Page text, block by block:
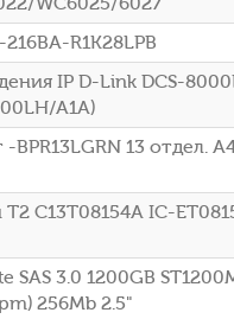
R1K28LPB
IP D-Link DCS-
A1A)
13 отдел.
C13T08154A IC-
SAS 3.0 1200GB
256Mb 2.5"